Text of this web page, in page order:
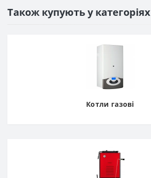
Також купують у категоріях
Котли газові